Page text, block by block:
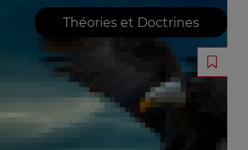
Théories et Doctrines